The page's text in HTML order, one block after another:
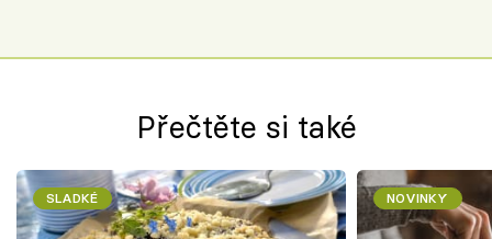
Přečtěte si také
SLADKÉ NOVINKY